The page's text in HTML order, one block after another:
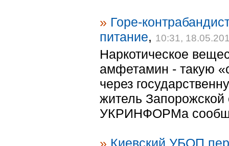
» Горе-
питание, 10:31,
Наркотическое
амфетамин - такую
через
житель Запорожской
УКРИНФОРМа
» Киевский УБОП